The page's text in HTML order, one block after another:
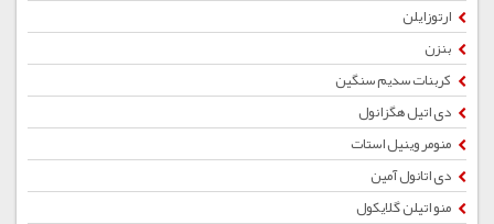
ارتوزایلن
بنزن
کربنات سدیم سنگین
دی اتیل هگزانول
منومر وینیل استات
دی اتانول آمین
منو اتیلن گلایکول